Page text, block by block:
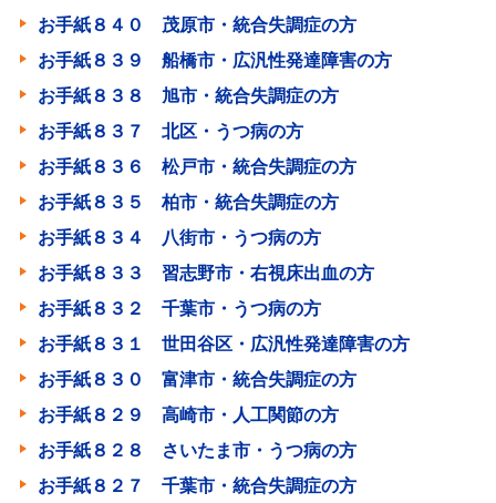
お手紙８４０ 茂原市・統合失調症の方
お手紙８３９ 船橋市・広汎性発達障害の方
お手紙８３８ 旭市・統合失調症の方
お手紙８３７ 北区・うつ病の方
お手紙８３６ 松戸市・統合失調症の方
お手紙８３５ 柏市・統合失調症の方
お手紙８３４ 八街市・うつ病の方
お手紙８３３ 習志野市・右視床出血の方
お手紙８３２ 千葉市・うつ病の方
お手紙８３１ 世田谷区・広汎性発達障害の方
お手紙８３０ 富津市・統合失調症の方
お手紙８２９ 高崎市・人工関節の方
お手紙８２８ さいたま市・うつ病の方
お手紙８２７ 千葉市・統合失調症の方